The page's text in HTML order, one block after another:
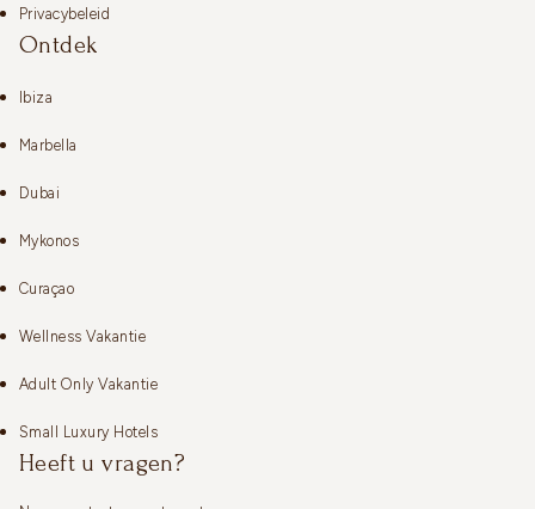
Privacybeleid
Ontdek
Ibiza
Marbella
Dubai
Mykonos
Curaçao
Wellness Vakantie
Adult Only Vakantie
Small Luxury Hotels
Heeft u vragen?